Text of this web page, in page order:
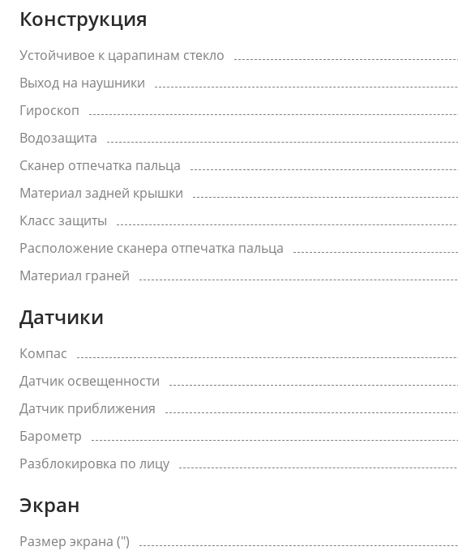
Конструкция
Устойчивое к царапинам стекло
Выход на наушники
Гироскоп
Водозащита
Сканер отпечатка пальца
Материал задней крышки
Класс защиты
Расположение сканера отпечатка пальца
Материал граней
Датчики
Компас
Датчик освещенности
Датчик приближения
Барометр
Разблокировка по лицу
Экран
Размер экрана (")